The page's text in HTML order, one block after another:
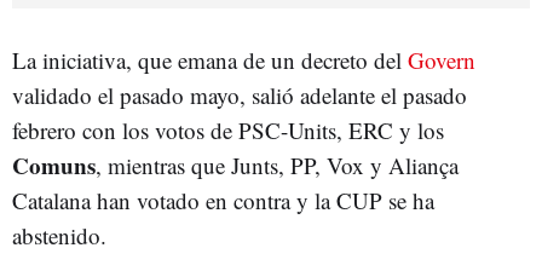
La iniciativa, que emana de un decreto del Govern
validado el pasado mayo, salió adelante el pasado
febrero con los votos de PSC-Units, ERC y los
Comuns, mientras que Junts, PP, Vox y Aliança
Catalana han votado en contra y la CUP se ha
abstenido.